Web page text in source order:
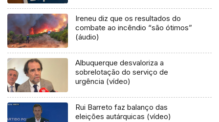
Ireneu diz que os resultados do
combate ao incêndio “são ótimos”
(áudio)
Albuquerque desvaloriza a
sobrelotação do serviço de
urgência (vídeo)
Rui Barreto faz balanço das
eleições autárquicas (vídeo)